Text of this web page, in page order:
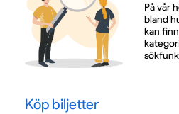
På vår
bland
kan
Köp biljetter